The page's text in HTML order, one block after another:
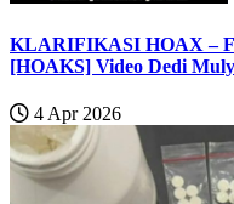
KLARIFIKASI HOAX –
[HOAKS] Video Dedi
4 Apr 2026